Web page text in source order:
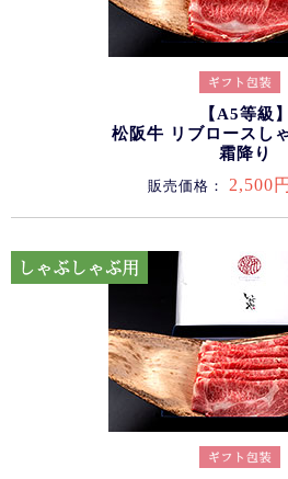
【A5等級】
松阪牛 リブロースし
霜降り
販売価格： 2,500円